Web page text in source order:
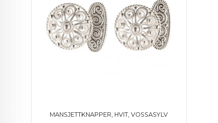
MANSJETTKNAPPER, HVIT, VOSSASYLV